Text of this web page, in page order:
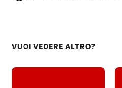
VUOI VEDERE ALTRO?